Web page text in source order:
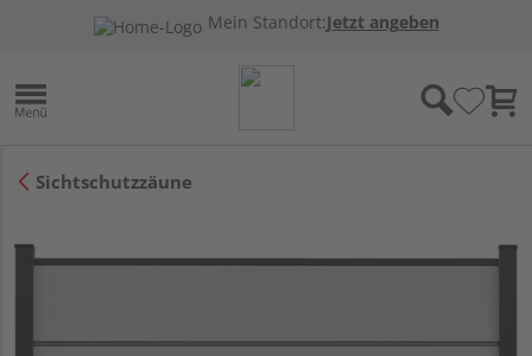
Mein Standort:Jetzt angeben
Sichtschutzzäune